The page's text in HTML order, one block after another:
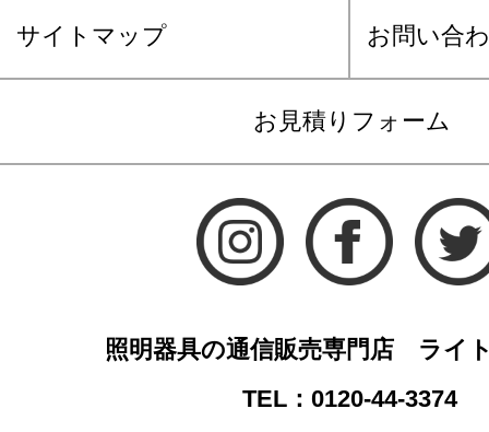
サイトマップ お問い合
お見積りフォーム
照明器具の通信販売専門店 ライ
TEL：0120-44-3374